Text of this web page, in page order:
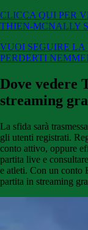
CLICCA QUI PER
THIEN-MCNALLY
VUOI SEGUIRE LA
PERDERTI
Dove vedere
streaming
La sfida sarà
gli utenti registrati.
conto attivo, oppure
partita live e
e atleti. Con un conto
partita in streaming